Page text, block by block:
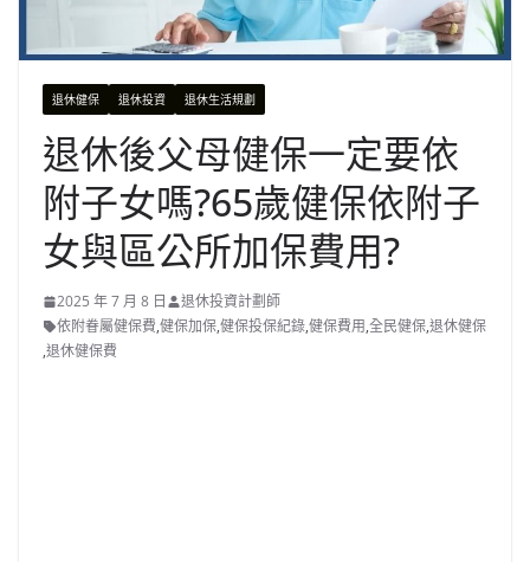
退休健保 退休投資 退休生活規劃
退休後父母健保一定要依
附子女嗎?65歲健保依附子
女與區公所加保費用?
2025 年 7 月 8 日
退休投資計劃師
依附眷屬健保費,健保加保,健保投保紀錄,健保費用,全民健保,退休健保
,退休健保費